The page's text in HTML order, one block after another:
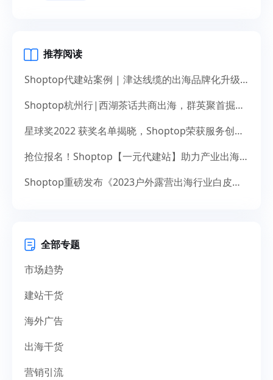
推荐阅读
Shoptop代建站案例 | 津达线缆的出海品牌化升级之道
Shoptop杭州行|西湖茶话共商出海，群英聚首掘金未来
星球奖2022 获奖名单揭晓，Shoptop荣获服务创新奖！
抢位报名！Shoptop【一元代建站】助力产业出海，献礼14周年
Shoptop重磅发布《2023户外露营出海行业白皮书》！聚焦150亿美元市场，探寻增长新机遇
全部专题
市场趋势
建站干货
海外广告
出海干货
营销引流